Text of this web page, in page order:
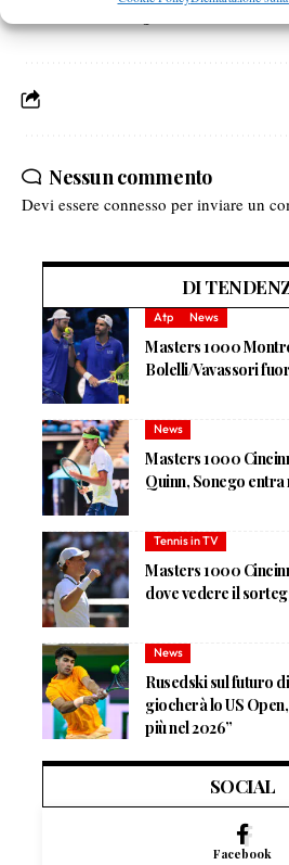
Nessun commento
Devi essere connesso per inviare un
DI
Atp News
Masters 1000
Bolelli/Vavassori
News
Masters 1000
Quinn, Sonego entra
Tennis in TV
Masters 1000
dove vedere il
News
Rusedski sul futuro
giocherà lo US
più nel 2026”
SOCIAL
Facebook